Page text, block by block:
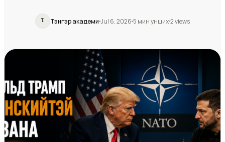
Т Тэнгэр академи Jul 6, 2026 5 мин унших2views